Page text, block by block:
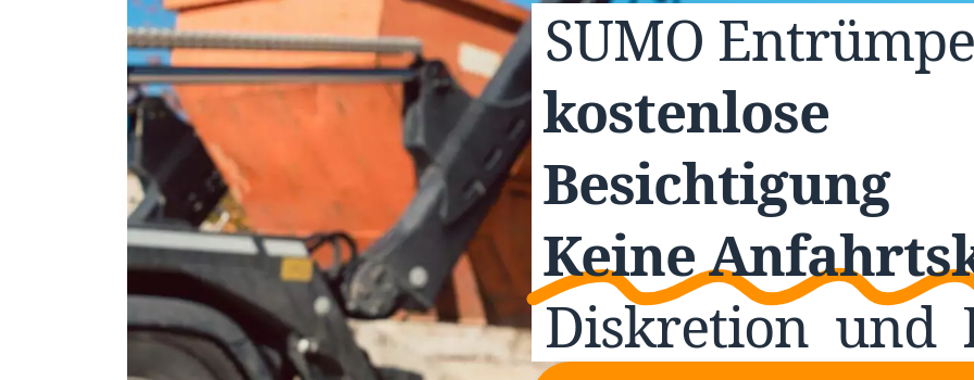
SUMO
kostenlose
Besichtigung
Keine
Diskretion und